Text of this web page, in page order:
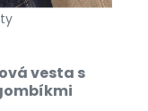
vesta s